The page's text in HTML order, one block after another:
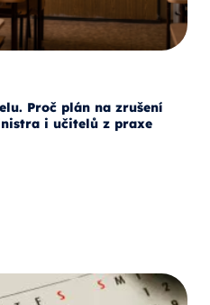
Proč plán na zrušení
i učitelů z praxe